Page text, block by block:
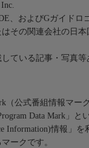
、およびGガイドロ
その関連会社の日
ている記事・写真
（公式番組情報マーク
Data Mark」と
Information)情報」を
ークです。